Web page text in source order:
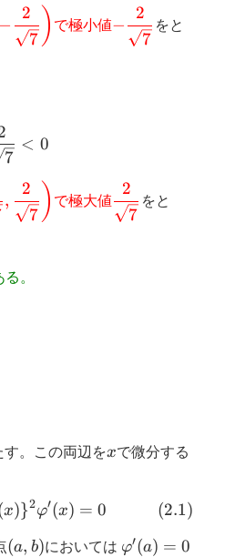
−
7
2 ) で極小値
-\dfrac{2}
{\sqrt{7}}
−
7
2
をと
7
< 0
,
7
2 ) で極大値
\dfrac{2}
{\sqrt{7}}
7
2
をと
。
す。この両辺をx
xで微分する
x)}2φ′(x) = 0 (2.1)
(a,b)
(a, b)においては φ′(a) = 0